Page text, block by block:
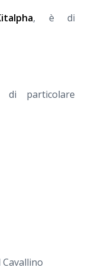
, è di
di particolare